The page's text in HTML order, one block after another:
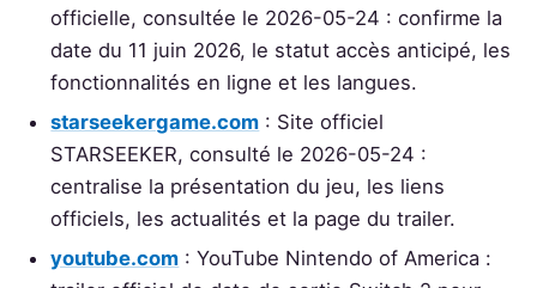
officielle, consultée le 2026-05-24 : confirme la
date du 11 juin 2026, le statut accès anticipé, les
fonctionnalités en ligne et les langues.
starseekergame.com : Site officiel
STARSEEKER, consulté le 2026-05-24 :
centralise la présentation du jeu, les liens
officiels, les actualités et la page du trailer.
youtube.com : YouTube Nintendo of America :